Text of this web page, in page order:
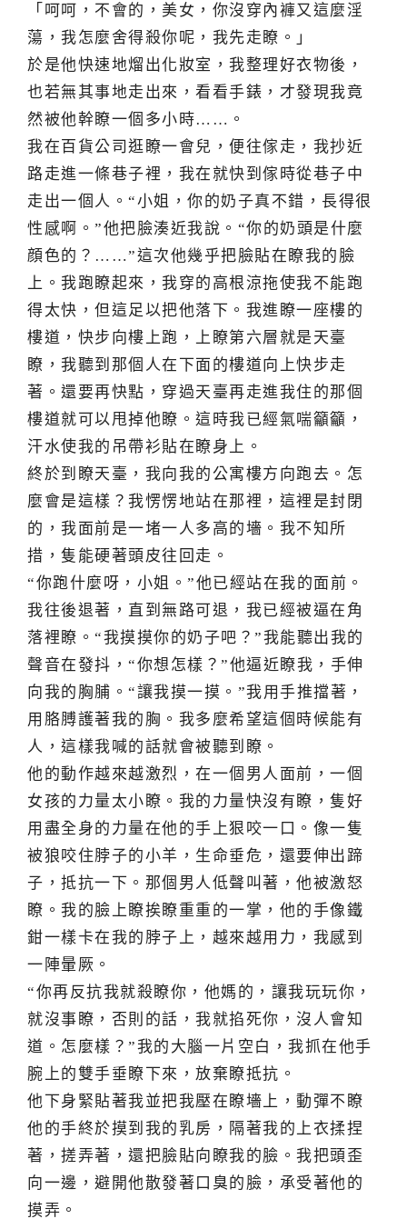
「呵呵，不會的，美女，你沒穿內褲又這麼淫
蕩，我怎麼舍得殺你呢，我先走瞭。」
於是他快速地熘出化妝室，我整理好衣物後，
也若無其事地走出來，看看手錶，才發現我竟
然被他幹瞭一個多小時……。
我在百貨公司逛瞭一會兒，便往傢走，我抄近
路走進一條巷子裡，我在就快到傢時從巷子中
走出一個人。“小姐，你的奶子真不錯，長得很
性感啊。”他把臉湊近我說。“你的奶頭是什麼
顔色的？……”這次他幾乎把臉貼在瞭我的臉
上。我跑瞭起來，我穿的高根涼拖使我不能跑
得太快，但這足以把他落下。我進瞭一座樓的
樓道，快步向樓上跑，上瞭第六層就是天臺
瞭，我聽到那個人在下面的樓道向上快步走
著。還要再快點，穿過天臺再走進我住的那個
樓道就可以甩掉他瞭。這時我已經氣喘籲籲，
汗水使我的吊帶衫貼在瞭身上。
終於到瞭天臺，我向我的公寓樓方向跑去。怎
麼會是這樣？我愣愣地站在那裡，這裡是封閉
的，我面前是一堵一人多高的墻。我不知所
措，隻能硬著頭皮往回走。
“你跑什麼呀，小姐。”他已經站在我的面前。
我往後退著，直到無路可退，我已經被逼在角
落裡瞭。“我摸摸你的奶子吧？”我能聽出我的
聲音在發抖，“你想怎樣？”他逼近瞭我，手伸
向我的胸脯。“讓我摸一摸。”我用手推擋著，
用胳膊護著我的胸。我多麼希望這個時候能有
人，這樣我喊的話就會被聽到瞭。
他的動作越來越激烈，在一個男人面前，一個
女孩的力量太小瞭。我的力量快沒有瞭，隻好
用盡全身的力量在他的手上狠咬一口。像一隻
被狼咬住脖子的小羊，生命垂危，還要伸出蹄
子，抵抗一下。那個男人低聲叫著，他被激怒
瞭。我的臉上瞭挨瞭重重的一掌，他的手像鐵
鉗一樣卡在我的脖子上，越來越用力，我感到
一陣暈厥。
“你再反抗我就殺瞭你，他媽的，讓我玩玩你，
就沒事瞭，否則的話，我就掐死你，沒人會知
道。怎麼樣？”我的大腦一片空白，我抓在他手
腕上的雙手垂瞭下來，放棄瞭抵抗。
他下身緊貼著我並把我壓在瞭墻上，動彈不瞭
他的手終於摸到我的乳房，隔著我的上衣揉捏
著，搓弄著，還把臉貼向瞭我的臉。我把頭歪
向一邊，避開他散發著口臭的臉，承受著他的
摸弄。